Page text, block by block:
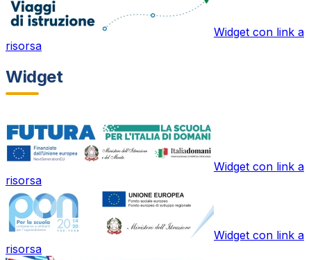
Widget con link a
risorsa
Widget
Widget con link a
risorsa
Widget con link a
risorsa